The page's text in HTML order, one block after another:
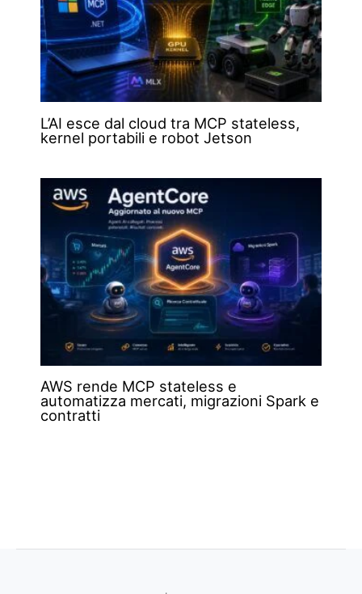
L’AI esce dal cloud tra MCP stateless,
kernel portabili e robot Jetson
AWS rende MCP stateless e
automatizza mercati, migrazioni Spark e
contratti